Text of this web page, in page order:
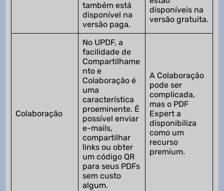
também está
disponível na
versão paga.
disponíveis na
versão gratuita.
Colaboração
No UPDF, a
facilidade de
Compartilhame
nto e
Colaboração é
uma
característica
proeminente. É
possível enviar
e-mails,
compartilhar
links ou obter
um código QR
para seus PDFs
sem custo
algum.
A Colaboração
pode ser
complicada,
mas o PDF
Expert a
disponibiliza
como um
recurso
premium.